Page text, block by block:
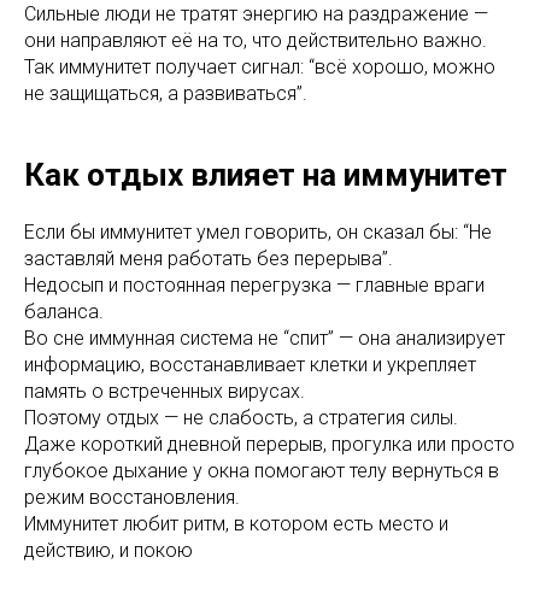
Сильные люди не тратят энергию на раздражение —
они направляют её на то, что действительно важно.
Так иммунитет получает сигнал: “всё хорошо, можно
не защищаться, а развиваться”.
Как отдых влияет на иммунитет
Если бы иммунитет умел говорить, он сказал бы: “Не
заставляй меня работать без перерыва”.
Недосып и постоянная перегрузка — главные враги
баланса.
Во сне иммунная система не “спит” — она анализирует
информацию, восстанавливает клетки и укрепляет
память о встреченных вирусах.
Поэтому отдых — не слабость, а стратегия силы.
Даже короткий дневной перерыв, прогулка или просто
глубокое дыхание у окна помогают телу вернуться в
режим восстановления.
Иммунитет любит ритм, в котором есть место и
действию, и покою